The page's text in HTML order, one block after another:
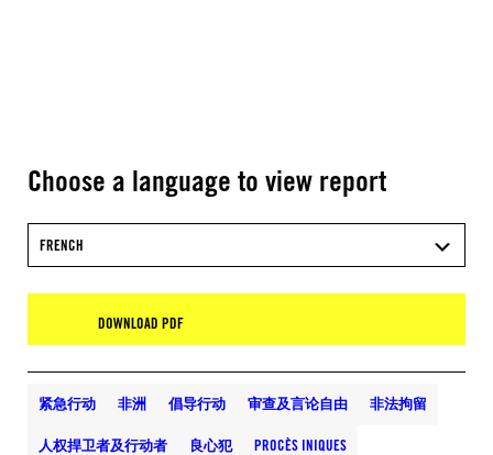
Choose a language to view report
FRENCH
DOWNLOAD PDF
紧急行动 非洲 倡导行动 审查及言论自由 非法拘留
人权捍卫者及行动者 良心犯 PROCÈS INIQUES